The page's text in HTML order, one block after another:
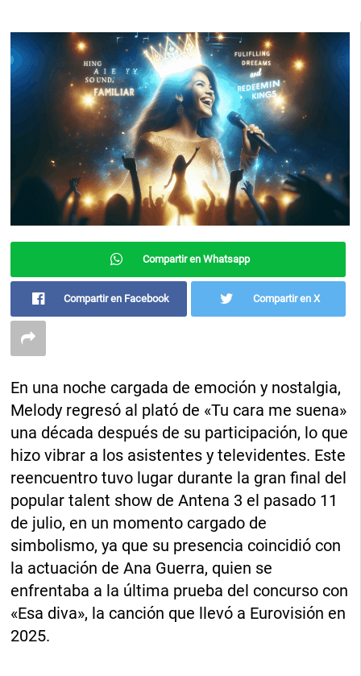
Compartir en Whatsapp
Compartir en Facebook Compartir en X
En una noche cargada de emoción y nostalgia,
Melody regresó al plató de «Tu cara me suena»
una década después de su participación, lo que
hizo vibrar a los asistentes y televidentes. Este
reencuentro tuvo lugar durante la gran final del
popular talent show de Antena 3 el pasado 11
de julio, en un momento cargado de
simbolismo, ya que su presencia coincidió con
la actuación de Ana Guerra, quien se
enfrentaba a la última prueba del concurso con
«Esa diva», la canción que llevó a Eurovisión en
2025.